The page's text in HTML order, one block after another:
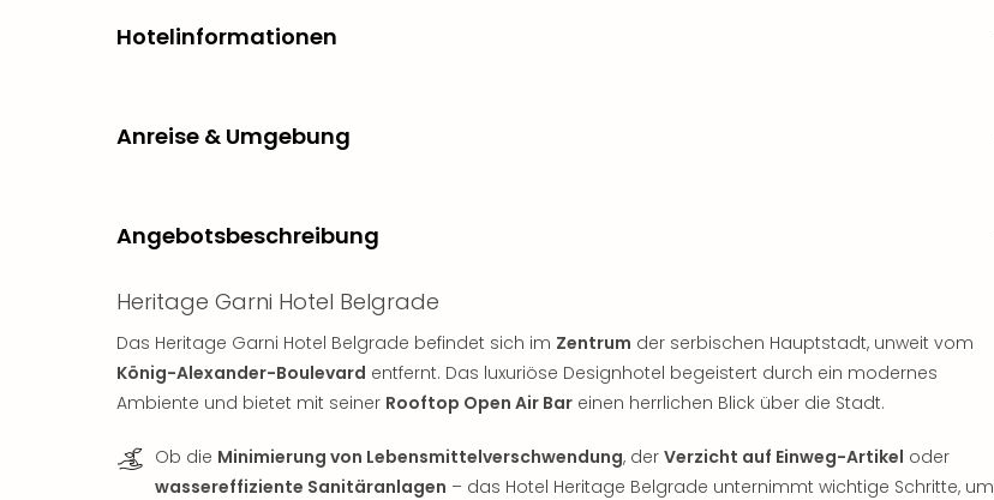
Hotelinformationen
Anreise & Umgebung
Angebotsbeschreibung
Heritage Garni Hotel Belgrade
Das Heritage Garni Hotel Belgrade befindet sich im Zentrum der serbischen Hauptstadt, unweit vom
König-Alexander-Boulevard entfernt. Das luxuriöse Designhotel begeistert durch ein modernes
Ambiente und bietet mit seiner Rooftop Open Air Bar einen herrlichen Blick über die Stadt.
Ob die Minimierung von Lebensmittelverschwendung, der Verzicht auf Einweg-Artikel oder
wassereffiziente Sanitäranlagen – das Hotel Heritage Belgrade unternimmt wichtige Schritte, um